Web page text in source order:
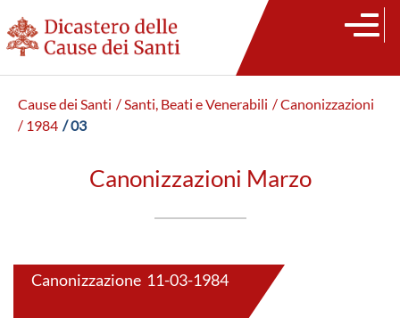
Cause dei Santi / Santi, Beati e Venerabili / Canonizzazioni
/ 1984 / 03
Canonizzazioni Marzo
Canonizzazione 11-03-1984